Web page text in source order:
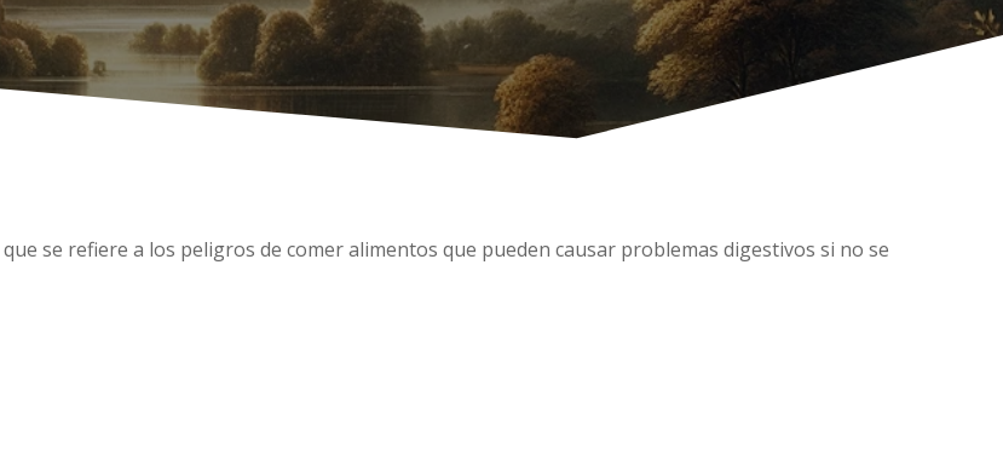
se refiere a los peligros de comer alimentos que pueden causar problemas digestivos si no se